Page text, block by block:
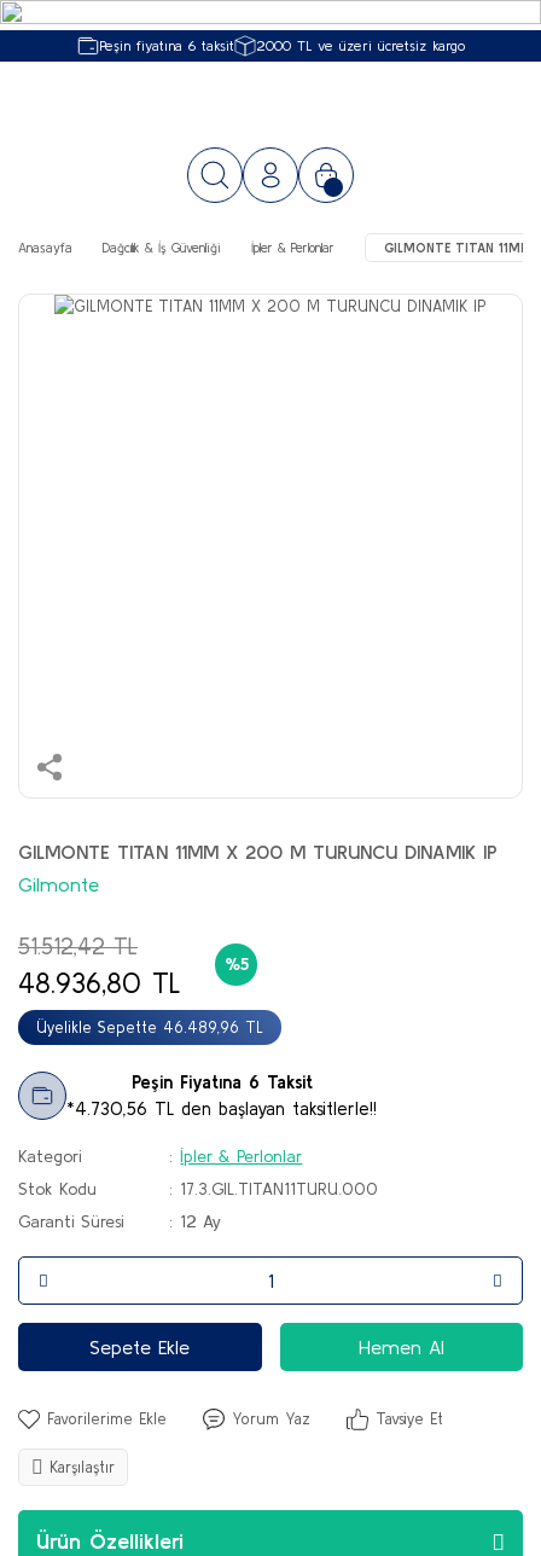
Peşin fiyatına 6 taksit 2000 TL ve üzeri ücretsiz kargo
Anasayfa Dağcılık & İş Güvenliği İpler & Perlonlar GILMONTE TITAN
GILMONTE TITAN 11MM X 200 M TURUNCU DINAMIK IP
Gilmonte
51.512,42 TL
48.936,80 TL
Üyelikle Sepette 46.489,96 TL
%5
Peşin Fiyatına 6 Taksit
*4.730,56 TL den başlayan taksitlerle!!
Kategori
İpler & Perlonlar
Stok Kodu
17.3.GIL.TITAN11TURU.000
Garanti Süresi
12 Ay
Sepete Ekle Hemen Al
Yorum Yaz Tavsiye Et
Karşılaştır
Ürün Özellikleri